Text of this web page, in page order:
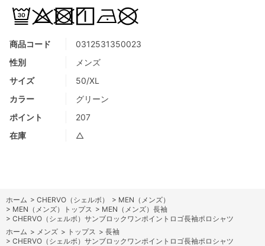
商品コード
0312531350023
性別
メンズ
サイズ
50/XL
カラー
グリーン
ポイント
207
在庫
△
ホーム > CHERVO（シェルボ） > MEN（メンズ）
> MEN（メンズ）トップス > MEN（メンズ）長袖
> CHERVO（シェルボ）サンブロックワンポイントロゴ長袖ポロシャツ
ホーム > メンズ > トップス > 長袖
> CHERVO（シェルボ）サンブロックワンポイントロゴ長袖ポロシャツ